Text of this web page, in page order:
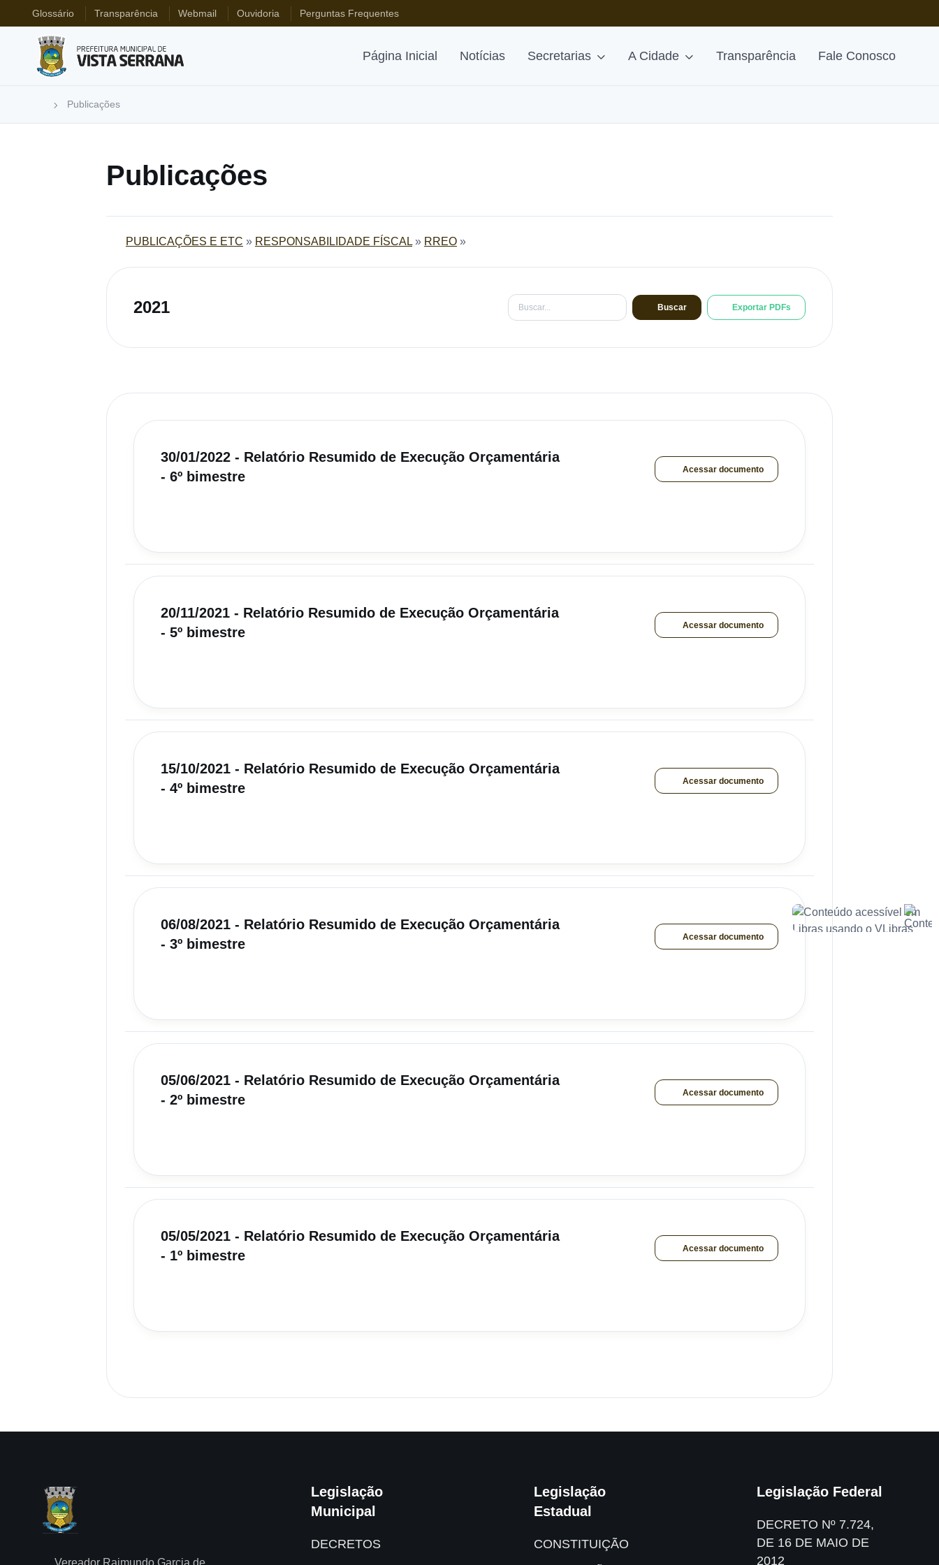
Glossário Transparência Webmail Ouvidoria Perguntas Frequentes
Página Inicial Notícias Secretarias A Cidade Transparência Fale Conosco
Publicações
Publicações
PUBLICAÇÕES E ETC » RESPONSABILIDADE FÍSCAL» RREO»
2021 Buscar Exportar PDFs
30/01/2022 - Relatório Resumido de Execução Orçamentária
- 6º bimestre
Acessar documento
20/11/2021 - Relatório Resumido de Execução Orçamentária
- 5º bimestre
Acessar documento
15/10/2021 - Relatório Resumido de Execução Orçamentária
- 4º bimestre
Acessar documento
06/08/2021 - Relatório Resumido de Execução Orçamentária
- 3º bimestre
Acessar documento
05/06/2021 - Relatório Resumido de Execução Orçamentária
- 2º bimestre
Acessar documento
05/05/2021 - Relatório Resumido de Execução Orçamentária
- 1º bimestre
Acessar documento
Vereador Raimundo Garcia de
Legislação
Municipal
DECRETOS
Legislação
Estadual
CONSTITUIÇÃO
Legislação Federal
DECRETO Nº 7.724,
DE 16 DE MAIO DE
2012